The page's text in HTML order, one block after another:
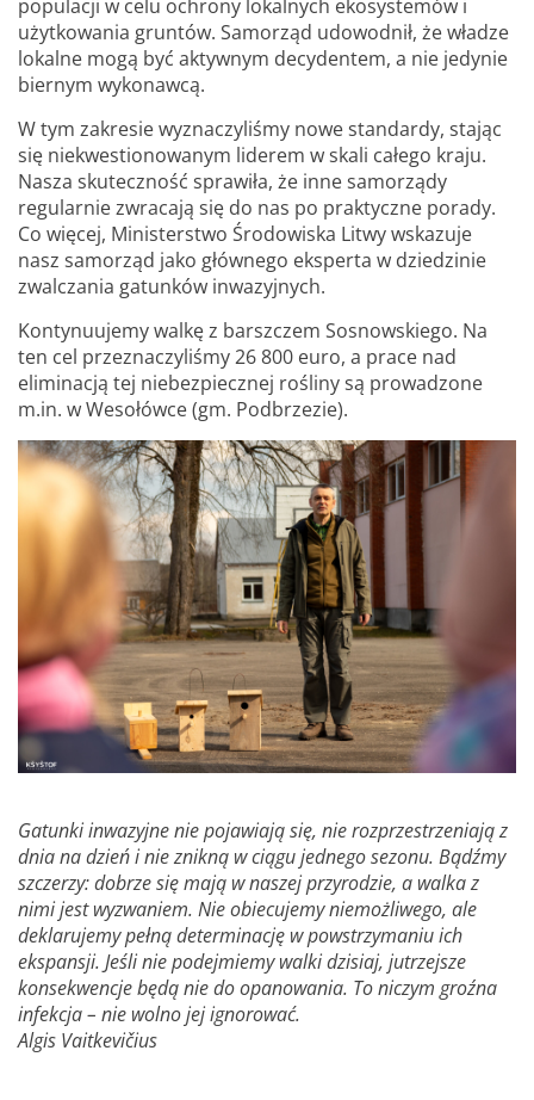
populacji w celu ochrony lokalnych ekosystemów i
użytkowania gruntów. Samorząd udowodnił, że władze
lokalne mogą być aktywnym decydentem, a nie jedynie
biernym wykonawcą.
W tym zakresie wyznaczyliśmy nowe standardy, stając
się niekwestionowanym liderem w skali całego kraju.
Nasza skuteczność sprawiła, że inne samorządy
regularnie zwracają się do nas po praktyczne porady.
Co więcej, Ministerstwo Środowiska Litwy wskazuje
nasz samorząd jako głównego eksperta w dziedzinie
zwalczania gatunków inwazyjnych.
Kontynuujemy walkę z barszczem Sosnowskiego. Na
ten cel przeznaczyliśmy 26 800 euro, a prace nad
eliminacją tej niebezpiecznej rośliny są prowadzone
m.in. w Wesołówce (gm. Podbrzezie).
Gatunki inwazyjne nie pojawiają się, nie rozprzestrzeniają z
dnia na dzień i nie znikną w ciągu jednego sezonu. Bądźmy
szczerzy: dobrze się mają w naszej przyrodzie, a walka z
nimi jest wyzwaniem. Nie obiecujemy niemożliwego, ale
deklarujemy pełną determinację w powstrzymaniu ich
ekspansji. Jeśli nie podejmiemy walki dzisiaj, jutrzejsze
konsekwencje będą nie do opanowania. To niczym groźna
infekcja – nie wolno jej ignorować.
Algis Vaitkevičius